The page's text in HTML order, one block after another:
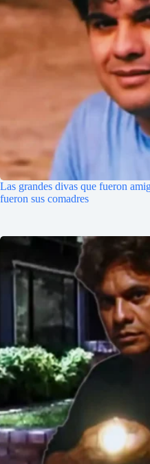
Las grandes divas que fueron
fueron sus comadres